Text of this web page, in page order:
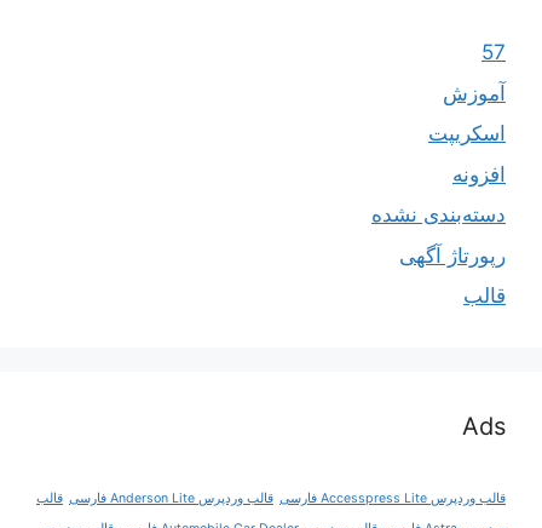
57
آموزش
اسکریپت
افزونه
دسته‌بندی نشده
رپورتاژ آگهی
قالب
Ads
قالب وردپرس Accesspress Lite فارسی قالب وردپرس Anderson Lite فارسی
قالب